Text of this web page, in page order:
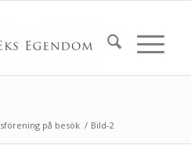
på besök / Bild-2